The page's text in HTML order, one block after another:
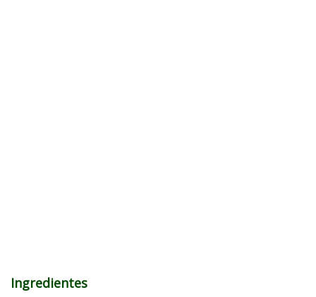
Ingredientes